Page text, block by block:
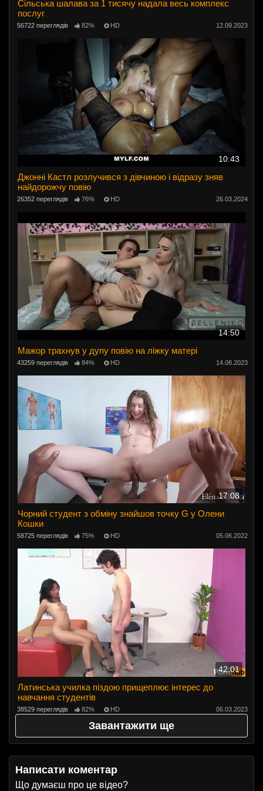
Сільська шалава за 1 тисячу надала весь комплекс
послуг
56722 переглядів 82% HD 12.09.2023
10:43
Джонні Кастл розлучився з дівчиною і відразу зняв
найдорожчу повію
26352 переглядів 76% HD 26.03.2024
14:50
Мажор трахнув у дупу повію на ліжку матері
43259 переглядів 84% HD 14.08.2023
17:08
Чорний студент з обміну знайшов точку G у Олени
Кошки
58725 переглядів 75% HD 05.06.2022
42:01
Латинська училка піздою прищеплює інтерес до
навчання студентів
38529 переглядів 82% HD 06.03.2023
Завантажити ще
Написати коментар
Що думаєш про це відео?